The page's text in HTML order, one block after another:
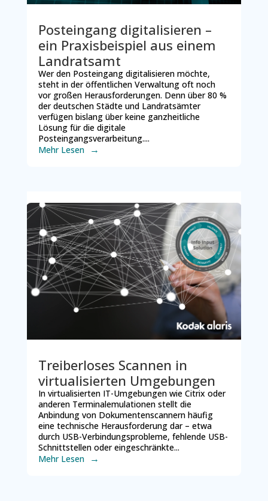
Posteingang digitalisieren –
ein Praxisbeispiel aus einem
Landratsamt
Wer den Posteingang digitalisieren möchte,
steht in der öffentlichen Verwaltung oft noch
vor großen Herausforderungen. Denn über 80 %
der deutschen Städte und Landratsämter
verfügen bislang über keine ganzheitliche
Lösung für die digitale
Posteingangsverarbeitung....
Mehr Lesen
Treiberloses Scannen in
virtualisierten Umgebungen
In virtualisierten IT-Umgebungen wie Citrix oder
anderen Terminalemulationen stellt die
Anbindung von Dokumentenscannern häufig
eine technische Herausforderung dar – etwa
durch USB-Verbindungsprobleme, fehlende USB-
Schnittstellen oder eingeschränkte...
Mehr Lesen